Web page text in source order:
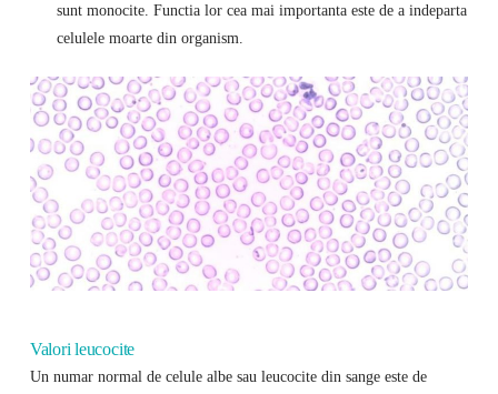
sunt monocite. Functia lor cea mai importanta este de a indeparta
celulele moarte din organism.
Valori leucocite
Un numar normal de celule albe sau leucocite din sange este de